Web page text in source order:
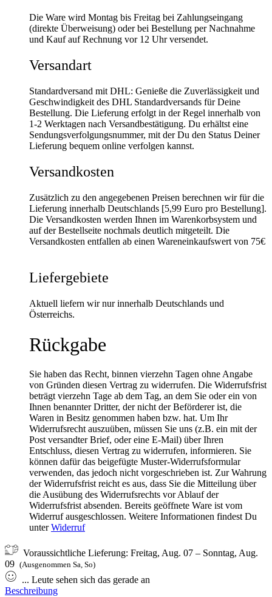
Die Ware wird Montag bis Freitag bei Zahlungseingang
(direkte Überweisung) oder bei Bestellung per Nachnahme
und Kauf auf Rechnung vor 12 Uhr versendet.
Versandart
Standardversand mit DHL: Genieße die Zuverlässigkeit und
Geschwindigkeit des DHL Standardversands für Deine
Bestellung. Die Lieferung erfolgt in der Regel innerhalb von
1-2 Werktagen nach Versandbestätigung. Du erhältst eine
Sendungsverfolgungsnummer, mit der Du den Status Deiner
Lieferung bequem online verfolgen kannst.
Versandkosten
Zusätzlich zu den angegebenen Preisen berechnen wir für die
Lieferung innerhalb Deutschlands [5,99 Euro pro Bestellung].
Die Versandkosten werden Ihnen im Warenkorbsystem und
auf der Bestellseite nochmals deutlich mitgeteilt. Die
Versandkosten entfallen ab einen Wareneinkaufswert von 75€
Liefergebiete
Aktuell liefern wir nur innerhalb Deutschlands und
Österreichs.
Rückgabe
Sie haben das Recht, binnen vierzehn Tagen ohne Angabe
von Gründen diesen Vertrag zu widerrufen. Die Widerrufsfrist
beträgt vierzehn Tage ab dem Tag, an dem Sie oder ein von
Ihnen benannter Dritter, der nicht der Beförderer ist, die
Waren in Besitz genommen haben bzw. hat. Um Ihr
Widerrufsrecht auszuüben, müssen Sie uns (z.B. ein mit der
Post versandter Brief, oder eine E-Mail) über Ihren
Entschluss, diesen Vertrag zu widerrufen, informieren. Sie
können dafür das beigefügte Muster-Widerrufsformular
verwenden, das jedoch nicht vorgeschrieben ist. Zur Wahrung
der Widerrufsfrist reicht es aus, dass Sie die Mitteilung über
die Ausübung des Widerrufsrechts vor Ablauf der
Widerrufsfrist absenden. Bereits geöffnete Ware ist vom
Widerruf ausgeschlossen. Weitere Informationen findest Du
unterWiderruf
Voraussichtliche Lieferung: Freitag, Aug. 07 – Sonntag, Aug.
09 (Ausgenommen Sa, So)
... Leute sehen sich das gerade an
Beschreibung